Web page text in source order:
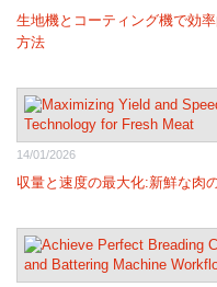
生地機とコーティング機で効
方法
14/01/2026
収量と速度の最大化:新鮮な肉